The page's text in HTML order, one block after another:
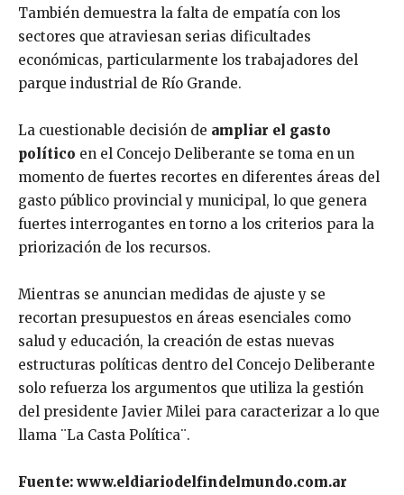
También demuestra la falta de empatía con los
sectores que atraviesan serias dificultades
económicas, particularmente los trabajadores del
parque industrial de Río Grande.
La cuestionable decisión de ampliar el gasto
político en el Concejo Deliberante se toma en un
momento de fuertes recortes en diferentes áreas del
gasto público provincial y municipal, lo que genera
fuertes interrogantes en torno a los criterios para la
priorización de los recursos.
Mientras se anuncian medidas de ajuste y se
recortan presupuestos en áreas esenciales como
salud y educación, la creación de estas nuevas
estructuras políticas dentro del Concejo Deliberante
solo refuerza los argumentos que utiliza la gestión
del presidente Javier Milei para caracterizar a lo que
llama ¨La Casta Política¨.
Fuente: www.eldiariodelfindelmundo.com.ar